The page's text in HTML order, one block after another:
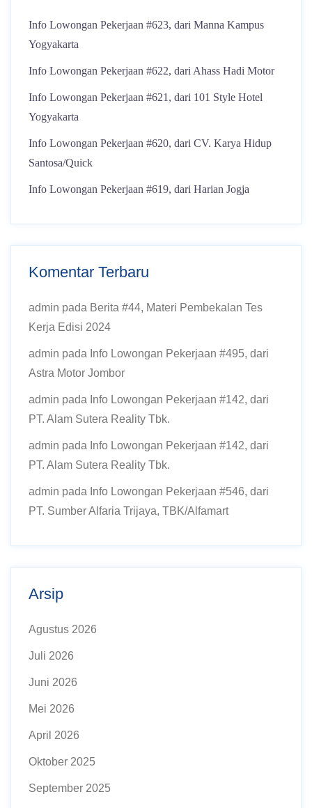
Info Lowongan Pekerjaan #623, dari Manna Kampus
Yogyakarta
Info Lowongan Pekerjaan #622, dari Ahass Hadi Motor
Info Lowongan Pekerjaan #621, dari 101 Style Hotel
Yogyakarta
Info Lowongan Pekerjaan #620, dari CV. Karya Hidup
Santosa/Quick
Info Lowongan Pekerjaan #619, dari Harian Jogja
Komentar Terbaru
admin pada Berita #44, Materi Pembekalan Tes
Kerja Edisi 2024
admin pada Info Lowongan Pekerjaan #495, dari
Astra Motor Jombor
admin pada Info Lowongan Pekerjaan #142, dari
PT. Alam Sutera Reality Tbk.
admin pada Info Lowongan Pekerjaan #142, dari
PT. Alam Sutera Reality Tbk.
admin pada Info Lowongan Pekerjaan #546, dari
PT. Sumber Alfaria Trijaya, TBK/Alfamart
Arsip
Agustus 2026
Juli 2026
Juni 2026
Mei 2026
April 2026
Oktober 2025
September 2025